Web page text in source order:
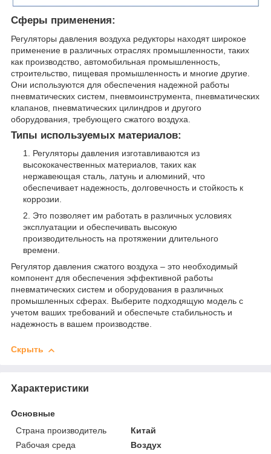
Сферы применения:
Регуляторы давления воздуха редукторы находят широкое
применение в различных отраслях промышленности, таких
как производство, автомобильная промышленность,
строительство, пищевая промышленность и многие другие.
Они используются для обеспечения надежной работы
пневматических систем, пневмоинструмента, пневматических
клапанов, пневматических цилиндров и другого
оборудования, требующего сжатого воздуха.
Типы используемых материалов:
Регуляторы давления изготавливаются из
высококачественных материалов, таких как
нержавеющая сталь, латунь и алюминий, что
обеспечивает надежность, долговечность и стойкость к
коррозии.
Это позволяет им работать в различных условиях
эксплуатации и обеспечивать высокую
производительность на протяжении длительного
времени.
Регулятор давления сжатого воздуха – это необходимый
компонент для обеспечения эффективной работы
пневматических систем и оборудования в различных
промышленных сферах. Выберите подходящую модель с
учетом ваших требований и обеспечьте стабильность и
надежность в вашем производстве.
Скрыть
Характеристики
Основные
Страна производитель
Китай
Рабочая среда
Воздух